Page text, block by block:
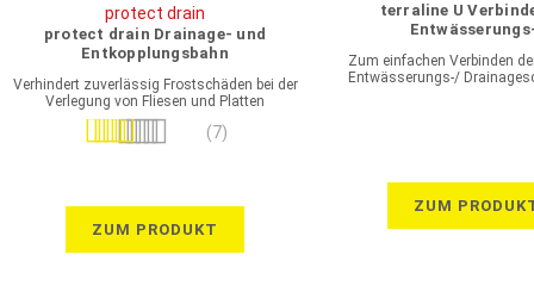
protect drain Drainage- und
Entkopplungsbahn
Verhindert zuverlässig Frostschäden bei der
Verlegung von Fliesen und Platten
Bewertung:
(7)
ZUM PRODUKT
terraline U
feuerverzinkter
Zum einfachen Verbinden
Entwässerungs-/
ZUM